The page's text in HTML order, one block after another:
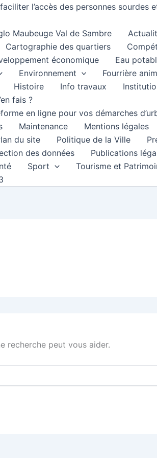
l’accès des personnes sourdes
Maubeuge Val de Sambre
Cartographie des quartiers
économique Eau
Environnement
Fourrière
Histoire Info travaux
fais ?
en ligne pour vos démarches
Maintenance Mentions légales
du site Politique de la Ville
des données
Publications
Sport Tourisme et
recherche peut vous aider.